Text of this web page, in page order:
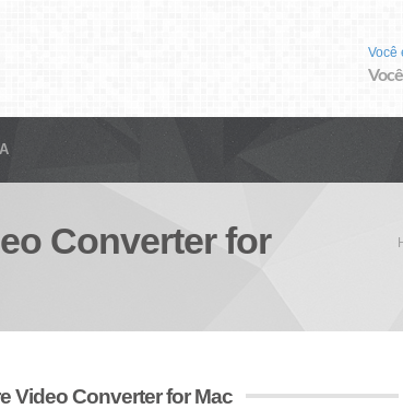
Você
Converter for
Video Converter for Mac